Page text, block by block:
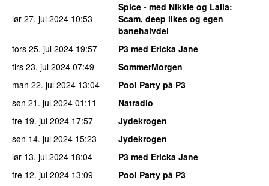
lør 27. jul 2024 10:53
Spice - med Nikkie og Laila:
Scam, deep likes og egen
banehalvdel
tors 25. jul 2024 19:57
P3 med Ericka Jane
tirs 23. jul 2024 07:49
SommerMorgen
man 22. jul 2024 13:04
Pool Party på P3
søn 21. jul 2024 01:11
Natradio
fre 19. jul 2024 17:57
Jydekrogen
søn 14. jul 2024 15:23
Jydekrogen
lør 13. jul 2024 18:04
P3 med Ericka Jane
fre 12. jul 2024 13:09
Pool Party på P3